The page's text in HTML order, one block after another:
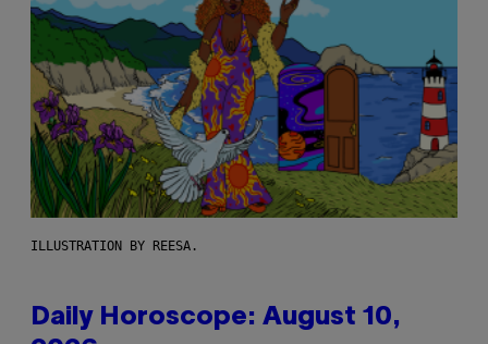
ILLUSTRATION BY REESA.
Daily Horoscope: August 10,